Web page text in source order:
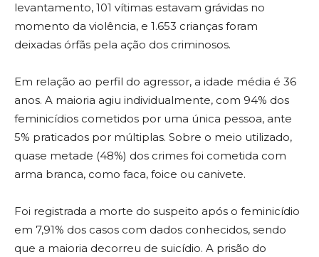
levantamento, 101 vítimas estavam grávidas no
momento da violência, e 1.653 crianças foram
deixadas órfãs pela ação dos criminosos.
Em relação ao perfil do agressor, a idade média é 36
anos. A maioria agiu individualmente, com 94% dos
feminicídios cometidos por uma única pessoa, ante
5% praticados por múltiplas. Sobre o meio utilizado,
quase metade (48%) dos crimes foi cometida com
arma branca, como faca, foice ou canivete.
Foi registrada a morte do suspeito após o feminicídio
em 7,91% dos casos com dados conhecidos, sendo
que a maioria decorreu de suicídio. A prisão do